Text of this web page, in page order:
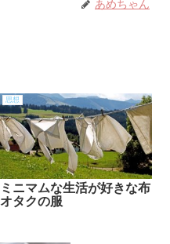
あめちゃん
思想
ミニマムな生活が好きな布
オタクの服